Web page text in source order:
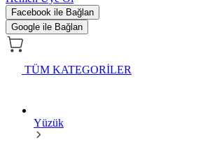
Facebook ile Bağlan
Google ile Bağlan
TÜM KATEGORİLER
Yüzük